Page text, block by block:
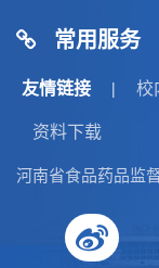
常用服务
友情链接 | 校
资料下载
河南省食品药品监